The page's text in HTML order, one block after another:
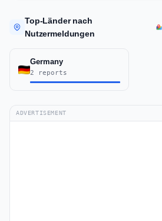
Top-Länder nach
Nutzermeldungen
Germany
2 reports
ADVERTISEMENT